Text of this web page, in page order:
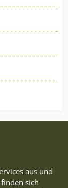
aus und
sich